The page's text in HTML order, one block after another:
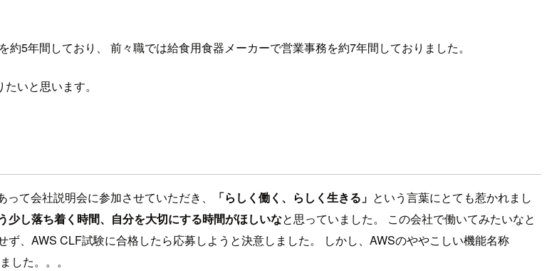
5年間しており、 前々職では給食用食器メーカーで営業事務を約7年間しておりました。
いと思います。
て会社説明会に参加させていただき、 「らしく働く、らしく生きる」 という言葉にとても惹かれまし
少し落ち着く時間、自分を大切にする時間がほしいなと思っていました。 この会社で働いてみたいなと
、AWS CLF試験に合格したら応募しようと決意しました。 しかし、AWSのややこしい機能名称
した。。。